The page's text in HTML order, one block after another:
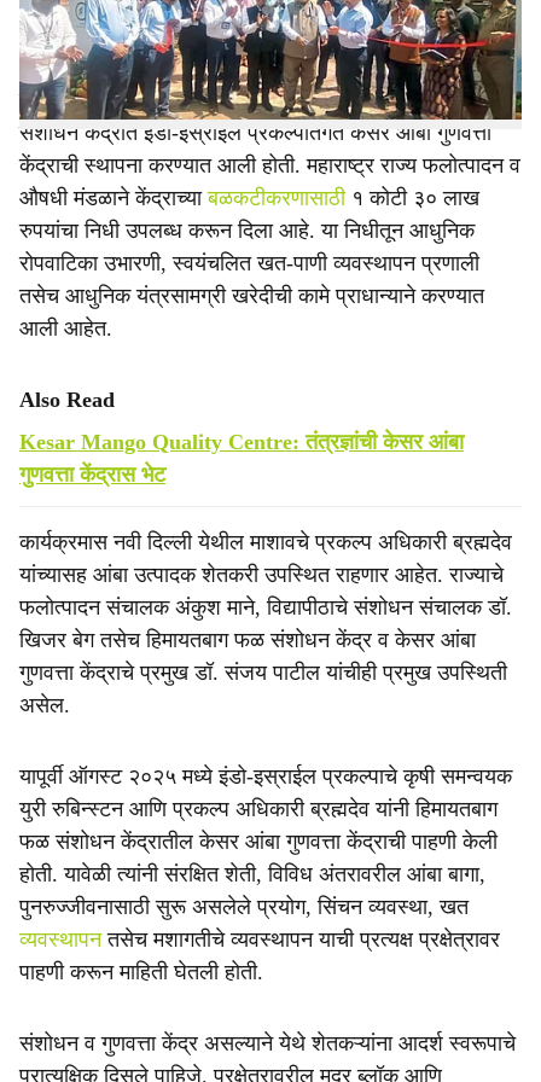
e
१२) झाले.
सुमारे साडेसात कोटी रुपये खर्चून २०१३-१४ मध्ये हिमायतबाग फळ
संशोधन केंद्रात इंडो-इस्राईल प्रकल्पांतर्गत केसर आंबा गुणवत्ता
केंद्राची स्थापना करण्यात आली होती. महाराष्ट्र राज्य फलोत्पादन व
औषधी मंडळाने केंद्राच्याबळकटीकरणासाठी १ कोटी ३० लाख
रुपयांचा निधी उपलब्ध करून दिला आहे. या निधीतून आधुनिक
रोपवाटिका उभारणी, स्वयंचलित खत-पाणी व्यवस्थापन प्रणाली
तसेच आधुनिक यंत्रसामग्री खरेदीची कामे प्राधान्याने करण्यात
आली आहेत.
Also Read
Kesar Mango Quality Centre: तंत्रज्ञांची केसर आंबा
गुणवत्ता केंद्रास भेट
कार्यक्रमास नवी दिल्ली येथील माशावचे प्रकल्प अधिकारी ब्रह्मदेव
यांच्यासह आंबा उत्पादक शेतकरी उपस्थित राहणार आहेत. राज्याचे
फलोत्पादन संचालक अंकुश माने, विद्यापीठाचे संशोधन संचालक डॉ.
खिजर बेग तसेच हिमायतबाग फळ संशोधन केंद्र व केसर आंबा
गुणवत्ता केंद्राचे प्रमुख डॉ. संजय पाटील यांचीही प्रमुख उपस्थिती
असेल.
यापूर्वी ऑगस्ट २०२५ मध्ये इंडो-इस्राईल प्रकल्पाचे कृषी समन्वयक
युरी रुबिन्स्टन आणि प्रकल्प अधिकारी ब्रह्मदेव यांनी हिमायतबाग
फळ संशोधन केंद्रातील केसर आंबा गुणवत्ता केंद्राची पाहणी केली
होती. यावेळी त्यांनी संरक्षित शेती, विविध अंतरावरील आंबा बागा,
पुनरुज्जीवनासाठी सुरू असलेले प्रयोग, सिंचन व्यवस्था, खत
व्यवस्थापनतसेच मशागतीचे व्यवस्थापन याची प्रत्यक्ष प्रक्षेत्रावर
पाहणी करून माहिती घेतली होती.
संशोधन व गुणवत्ता केंद्र असल्याने येथे शेतकऱ्यांना आदर्श स्वरूपाचे
प्रात्यक्षिक दिसले पाहिजे. प्रक्षेत्रावरील मदर ब्लॉक आणि